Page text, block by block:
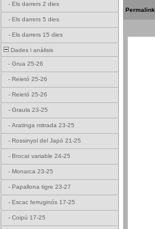
- Els darrers 2 dies
- Els darrers 5 dies
- Els darrers 15 dies
Dades i anàlisis
- Grua 25-26
- Reietó 25-26
- Reietó 25-26
- Graula 23-25
- Aratinga mitrada 23-25
- Rossinyol del Japó 21-25
- Brocat variable 24-25
- Monarca 23-25
- Papallona tigre 23-27
- Escac ferruginós 17-25
- Coipú 17-25
Permalink